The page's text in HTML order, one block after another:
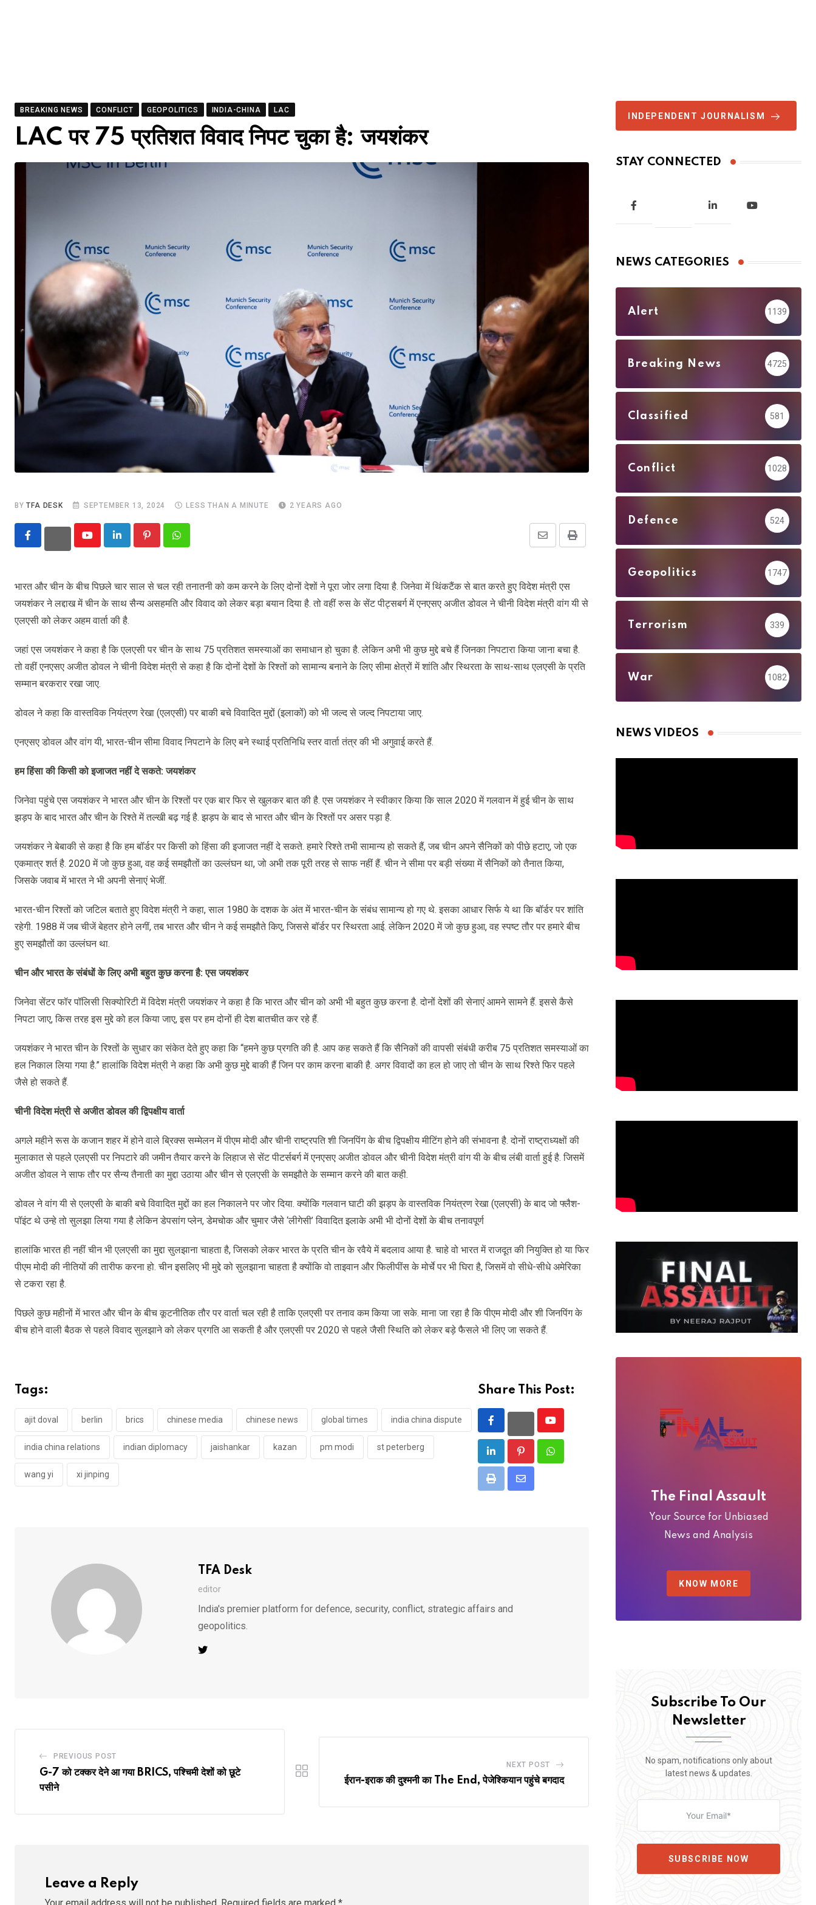
BREAKING NEWS CONFLICT GEOPOLITICS INDIA-CHINA LAC
LAC पर 75 प्रतिशत विवाद निपट चुका है: जयशंकर
BYTFA DESK SEPTEMBER 13, 2024 LESS THAN A MINUTE 2 YEARS AGO
YoutubeLinkedIn PinterestWhatsapp Print
Share
भारत और चीन के बीच पिछले चार साल से चल रही तनातनी को कम करने के लिए दोनों देशों ने पूरा जोर लगा दिया है. जिनेवा में थिंकटैंक से बात करते हुए विदेश मंत्री एस
जयशंकर ने लद्दाख में चीन के साथ सैन्य असहमति और विवाद को लेकर बड़ा बयान दिया है. तो वहीं रुस के सेंट पीट्सबर्ग में एनएसए अजीत डोवल ने चीनी विदेश मंत्री वांग यी से
एलएसी को लेकर अहम वार्ता की है.
जहां एस जयशंकर ने कहा है कि एलएसी पर चीन के साथ 75 प्रतिशत समस्याओं का समाधान हो चुका है. लेकिन अभी भी कुछ मुद्दे बचे हैं जिनका निपटारा किया जाना बचा है.
तो वहीं एनएसए अजीत डोवल ने चीनी विदेश मंत्री से कहा है कि दोनों देशों के रिश्तों को सामान्य बनाने के लिए सीमा क्षेत्रों में शांति और स्थिरता के साथ-साथ एलएसी के प्रति
सम्मान बरकरार रखा जाए.
डोवल ने कहा कि वास्तविक नियंत्रण रेखा (एलएसी) पर बाकी बचे विवादित मुद्दों (इलाकों) को भी जल्द से जल्द निपटाया जाए.
एनएसए डोवल और वांग यी, भारत-चीन सीमा विवाद निपटाने के लिए बने स्थाई प्रतिनिधि स्तर वार्ता तंत्र की भी अगुवाई करते हैं.
हम हिंसा की किसी को इजाजत नहीं दे सकते:जयशंकर
जिनेवा पहुंचे एस जयशंकर ने भारत और चीन के रिश्तों पर एक बार फिर से खुलकर बात की है. एस जयशंकर ने स्वीकार किया कि साल 2020 में गलवान में हुई चीन के साथ
झड़प के बाद भारत और चीन के रिश्ते में तल्खी बढ़ गई है. झड़प के बाद से भारत और चीन के रिश्तों पर असर पड़ा है.
जयशंकर ने बेबाकी से कहा है कि हम बॉर्डर पर किसी को हिंसा की इजाजत नहीं दे सकते. हमारे रिश्ते तभी सामान्य हो सकते हैं, जब चीन अपने सैनिकों को पीछे हटाए, जो एक
एकमात्र शर्त है. 2020 में जो कुछ हुआ, वह कई समझौतों का उल्लंघन था, जो अभी तक पूरी तरह से साफ नहीं हैं. चीन ने सीमा पर बड़ी संख्या में सैनिकों को तैनात किया,
जिसके जवाब में भारत ने भी अपनी सेनाएं भेजीं.
भारत-चीन रिश्तों को जट‍िल बताते हुए विदेश मंत्री ने कहा, साल 1980 के दशक के अंत में भारत-चीन के संबंध सामान्य हो गए थे. इसका आधार सिर्फ ये था क‍ि बॉर्डर पर शांत‍ि
रहेगी. 1988 में जब चीजें बेहतर होने लगीं, तब भारत और चीन ने कई समझौते किए, जिससे बॉर्डर पर स्थिरता आई. लेकिन 2020 में जो कुछ हुआ, वह स्‍पष्‍ट तौर पर हमारे बीच
हुए समझौतों का उल्‍लंघन था.
चीन और भारत के संबंधों के लिए अभी बहुत कुछ करना है: एस जयशंकर
जिनेवा सेंटर फॉर पॉलिसी सिक्योरिटी में विदेश मंत्री जयशंकर ने कहा है कि भारत और चीन को अभी भी बहुत कुछ करना है. दोनों देशों की सेनाएं आमने सामने हैं. इससे कैसे
निपटा जाए, क‍िस तरह इस मुद्दे को हल क‍िया जाए, इस पर हम दोनों ही देश बातचीत कर रहे हैं.
जयशंकर ने भारत चीन के रिश्तों के सुधार का संकेत देते हुए कहा कि “हमने कुछ प्रगति की है. आप कह सकते हैं कि सैनिकों की वापसी संबंधी करीब 75 प्रतिशत समस्याओं का
हल निकाल लिया गया है.” हालांकि विदेश मंत्री ने कहा कि अभी कुछ मुद्दे बाकी हैं जिन पर काम करना बाकी है. अगर विवादों का हल हो जाए तो चीन के साथ रिश्ते फ‍िर पहले
जैसे हो सकते हैं.
चीनी विदेश मंत्री से अजीत डोवल की द्विपक्षीय वार्ता
अगले महीने रूस के कजान शहर में होने वाले ब्रिक्स सम्मेलन में पीएम मोदी और चीनी राष्ट्रपति शी जिनपिंग के बीच द्विपक्षीय मीटिंग होने की संभावना है. दोनों राष्ट्राध्यक्षों की
मुलाकात से पहले एलएसी पर निपटारे की जमीन तैयार करने के लिहाज से सेंट पीटर्सबर्ग में एनएसए अजीत डोवल और चीनी विदेश मंत्री वांग यी के बीच लंबी वार्ता हुई है. जिसमें
अजीत डोवल ने साफ तौर पर सैन्य तैनाती का मुद्दा उठाया और चीन से एलएसी के समझौते के सम्मान करने की बात कही.
डोवल ने वांग यी से एलएसी के बाकी बचे विवादित मुद्दों का हल निकालने पर जोर दिया. क्योंकि गलवान घाटी की झड़प के वास्तविक नियंत्रण रेखा (एलएसी) के बाद जो फ्लैश-
पॉइंट थे उन्हे तो सुलझा लिया गया है लेकिन डेपसांग प्लेन, डेमचोक और चुमार जैसे ‘लीगेसी’ विवादित इलाके अभी भी दोनों देशों के बीच तनावपूर्ण
हालांकि भारत ही नहीं चीन भी एलएसी का मुद्दा सुलझाना चाहता है, जिसको लेकर भारत के प्रति चीन के रवैये में बदलाव आया है. चाहे वो भारत में राजदूत की नियुक्ति हो या फिर
पीएम मोदी की नीतियों की तारीफ करना हो. चीन इसलिए भी मुद्दे को सुलझाना चाहता है क्योंकि वो ताइवान और फिलीपींस के मोर्चे पर भी घिरा है, जिसमें वो सीधे-सीधे अमेरिका
से टकरा रहा है.
पिछले कुछ महीनों में भारत और चीन के बीच कूटनीतिक तौर पर वार्ता चल रही है ताकि एलएसी पर तनाव कम किया जा सके. माना जा रहा है कि पीएम मोदी और शी जिनपिंग के
बीच होने वाली बैठक से पहले विवाद सुलझाने को लेकर प्रगति आ सकती है और एलएसी पर 2020 से पहले जैसी स्थिति को लेकर बड़े फैसले भी लिए जा सकते हैं.
Tags:
ajit doval berlin brics chinese media chinese news global times india china dispute
india china relations indian diplomacy jaishankar kazan pm modi st peterberg
wang yi xi jinping
Share This Post:
Youtube
LinkedIn PinterestWhatsapp
Print
Share
TFA Desk
editor
India's premier platform for defence, security, conflict, strategic affairs and
geopolitics.
PREVIOUS POST
G-7 को टक्कर देने आ गया BRICS, पश्चिमी देशों को छूटे
पसीने
NEXT POST
ईरान-इराक की दुश्मनी का The End, पेजेश्कियान पहुंचे बगदाद
Leave a Reply
INDEPENDENT JOURNALISM
STAY CONNECTED
NEWS CATEGORIES
Alert 1139
Breaking News 4725
Classified 581
Conflict 1028
Defence 524
Geopolitics 1747
Terrorism 339
War 1082
NEWS VIDEOS
The Final Assault
Your Source for Unbiased
News and Analysis
KNOW MORE
Subscribe To Our
Newsletter
No spam, notifications only about
latest news & updates.
SUBSCRIBE NOW